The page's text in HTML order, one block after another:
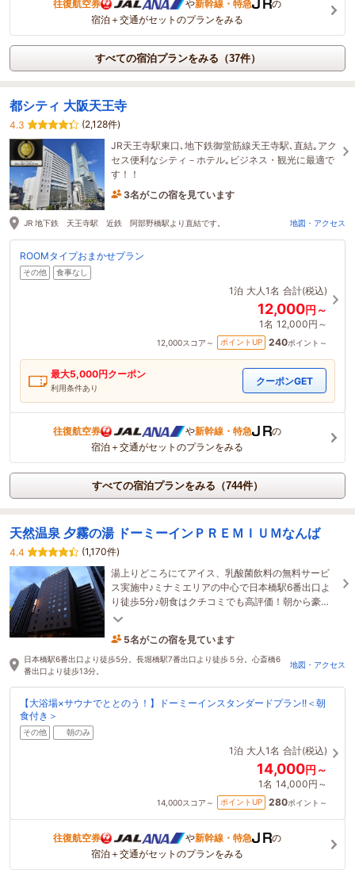
往復航空券 や新幹線・特急
の
宿泊＋交通がセットのプランをみる
すべての宿泊プランをみる（37件）
都シティ 大阪天王寺
4.3
(2,128件)
JR天王寺駅東口､地下鉄御堂筋線天王寺駅､直結｡アク
セス便利なシティ－ホテル｡ビジネス・観光に最適で
す！！
3名がこの宿を見ています
JR 地下鉄 天王寺駅 近鉄 阿部野橋駅より直結です。 地図・アクセス
ROOMタイプおまかせプラン
その他 食事なし
1泊 大人1名 合計(税込)
12,000円～
1名 12,000円～
12,000スコア～ ポイントUP 240ポイント～
最大5,000円クーポン
利用条件あり
クーポンGET
往復航空券 や新幹線・特急
の
宿泊＋交通がセットのプランをみる
すべての宿泊プランをみる（744件）
天然温泉 夕霧の湯 ドーミーインＰＲＥＭＩＵＭなんば
4.4
(1,170件)
湯上りどころにてアイス、乳酸菌飲料の無料サービ
ス実施中♪ミナミエリアの中心で日本橋駅6番出口よ
り徒歩5分♪朝食はクチコミでも高評価！朝から豪華
に「海鮮丼」を是非ご堪能下さい♪
5名がこの宿を見ています
たった今予約されました
日本橋駅6番出口より徒歩5分。長堀橋駅7番出口より徒歩５分。心斎橋6
番出口より徒歩13分。
地図・アクセス
【大浴場×サウナでととのう！】ドーミーインスタンダードプラン!!＜朝
食付き＞
その他 朝のみ
1泊 大人1名 合計(税込)
14,000円～
1名 14,000円～
14,000スコア～ ポイントUP 280ポイント～
往復航空券 や新幹線・特急
の
宿泊＋交通がセットのプランをみる